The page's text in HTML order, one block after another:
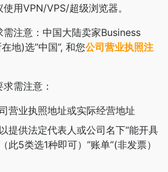
用VPN/VPS/超级浏览器。
注意：中国大陆卖家Business
地)选”中国”, 和您公司营业执照注
需注意：
营业执照地址或实际经营地址
提供法定代表人或公司名下“能开具
此5类选1种即可）”账单”(非发票）